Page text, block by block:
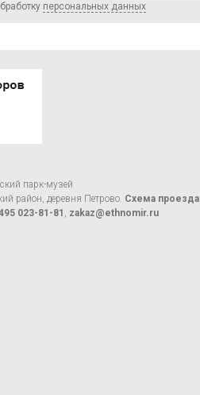
персональных данных
парк-музей
район, деревня Петрово. Схема проезда
023-81-81 , zakaz@ethnomir.ru